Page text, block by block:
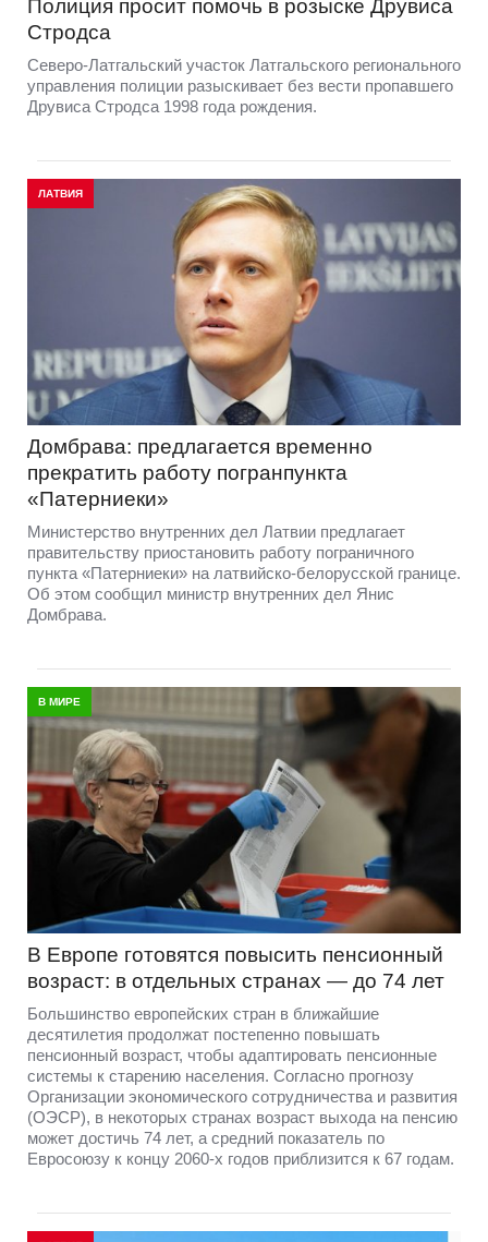
Полиция просит помочь в розыске Друвиса
Стродса
Северо-Латгальский участок Латгальского регионального
управления полиции разыскивает без вести пропавшего
Друвиса Стродса 1998 года рождения.
ЛАТВИЯ
Домбрава: предлагается временно
прекратить работу погранпункта
«Патерниеки»
Министерство внутренних дел Латвии предлагает
правительству приостановить работу пограничного
пункта «Патерниеки» на латвийско-белорусской границе.
Об этом сообщил министр внутренних дел Янис
Домбрава.
В МИРЕ
В Европе готовятся повысить пенсионный
возраст: в отдельных странах — до 74 лет
Большинство европейских стран в ближайшие
десятилетия продолжат постепенно повышать
пенсионный возраст, чтобы адаптировать пенсионные
системы к старению населения. Согласно прогнозу
Организации экономического сотрудничества и развития
(ОЭСР), в некоторых странах возраст выхода на пенсию
может достичь 74 лет, а средний показатель по
Евросоюзу к концу 2060-х годов приблизится к 67 годам.